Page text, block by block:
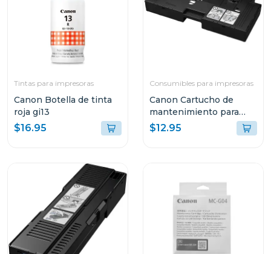
Tintas para impresoras
Canon Botella de tinta
roja gi13
$16.95
Consumibles para impresoras
Canon Cartucho de
mantenimiento para
impresoras pixma
$12.95